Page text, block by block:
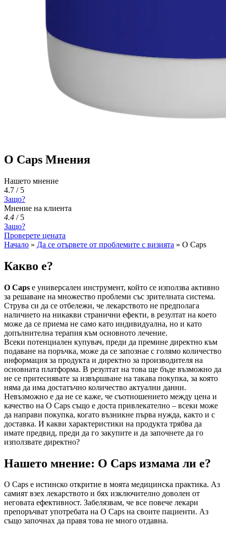
O Caps Мнения
Нашето мнение
4.7 / 5
Защо?
Мнение на клиента
4.4 / 5
Защо?
Проверете цената
Начало » Да се ​​отървете от проблемите с визията » O Caps
Какво е?
O Caps е универсален инструмент, който се използва активно
за решаване на множество проблеми със зрителната система.
Струва си да се отбележи, че лекарството не предполага
наличието на никакви странични ефекти, в резултат на което
може да се приема не само като индивидуална, но и като
допълнителна терапия към основното лечение.
Всеки потенциален купувач, преди да премине директно към
подаване на поръчка, може да се запознае с голямо количество
информация за продукта и директно за производителя на
основната платформа. В резултат на това ще бъде възможно да
не се притеснявате за извършване на такава покупка, за която
няма да има достатъчно количество актуални данни.
Невъзможно е да не се каже, че съотношението между цена и
качество на O Caps също е доста привлекателно – всеки може
да направи покупка, когато възникне първа нужда, както и с
доставка. И какви характеристики на продукта трябва да
имате предвид, преди да го закупите и да започнете да го
използвате директно?
Нашето мнение: O Caps измама ли е?
O Caps е истинско откритие в моята медицинска практика. Аз
самият взех лекарството и бях изключително доволен от
неговата ефективност. Забелязвам, че все повече лекари
препоръчват употребата на O Caps на своите пациенти. Аз
също започнах да правя това не много отдавна.